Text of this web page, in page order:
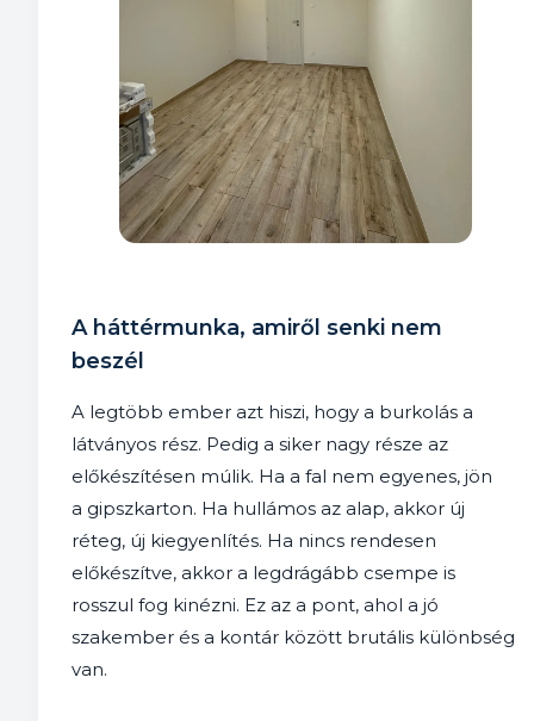
A háttérmunka, amiről senki nem
beszél
A legtöbb ember azt hiszi, hogy a burkolás a
látványos rész. Pedig a siker nagy része az
előkészítésen múlik. Ha a fal nem egyenes, jön
a gipszkarton. Ha hullámos az alap, akkor új
réteg, új kiegyenlítés. Ha nincs rendesen
előkészítve, akkor a legdrágább csempe is
rosszul fog kinézni. Ez az a pont, ahol a jó
szakember és a kontár között brutális különbség
van.